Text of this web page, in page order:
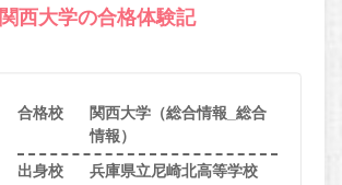
関西大学の合格体験記
合格校
関西大学（総合情報_総合
情報）
出身校 兵庫県立尼崎北高等学校